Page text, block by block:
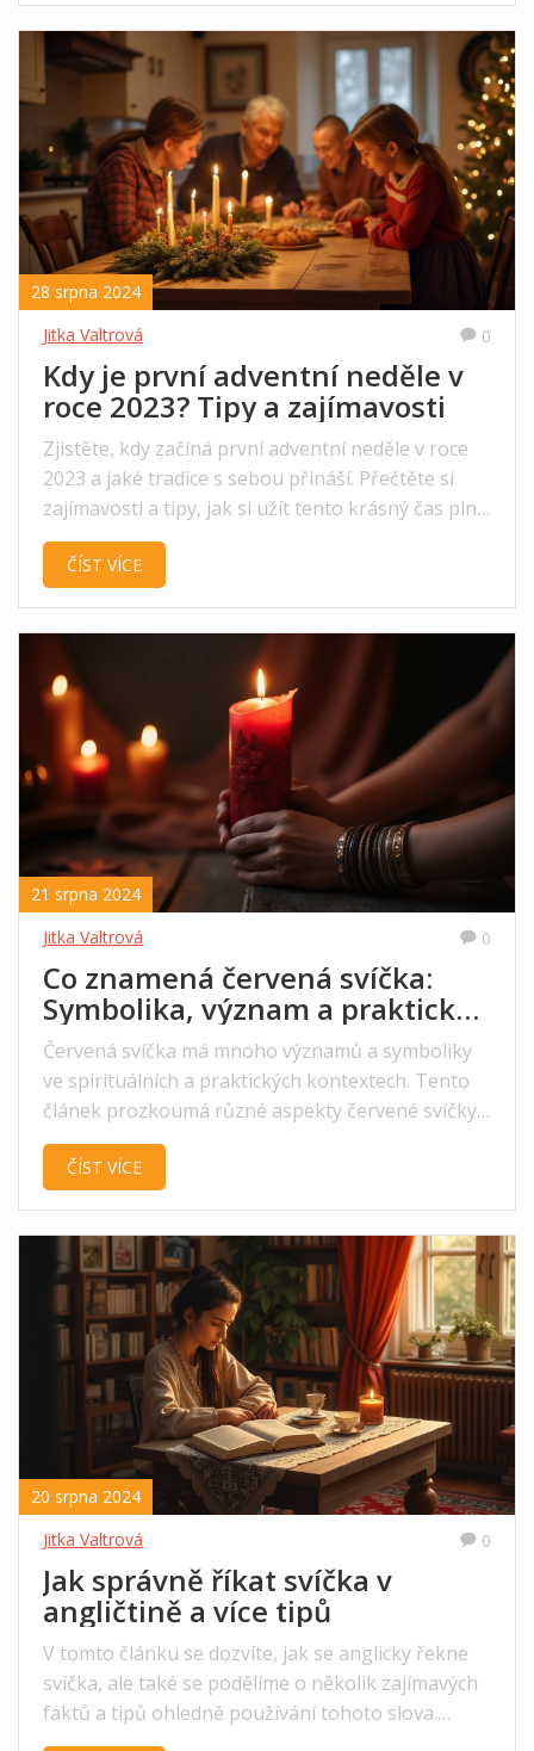
při výběru.
28 srpna 2024
Jitka Valtrová
0
Kdy je první adventní neděle v
roce 2023? Tipy a zajímavosti
Zjistěte, kdy začíná první adventní neděle v roce
2023 a jaké tradice s sebou přináší. Přečtěte si
zajímavosti a tipy, jak si užít tento krásný čas plný
očekávání a radosti. Naučte se více o historii a
symbolice adventu.
ČÍST VÍCE
21 srpna 2024
Jitka Valtrová
0
Co znamená červená svíčka:
Symbolika, význam a praktické
tipy
Červená svíčka má mnoho významů a symboliky
ve spirituálních a praktických kontextech. Tento
článek prozkoumá různé aspekty červené svíčky,
včetně její historie, symbolického významu,
použití v různých rituálech a praktické tipy pro její
ovlivnit váš život a jak ji začlenit do své duchovní
praxe.
ČÍST VÍCE
20 srpna 2024
Jitka Valtrová
0
Jak správně říkat svíčka v
angličtině a více tipů
V tomto článku se dozvíte, jak se anglicky řekne
svíčka, ale také se podělíme o několik zajímavých
faktů a tipů ohledně používání tohoto slova.
Seznámíte se s větnými strukturami, synonymy a